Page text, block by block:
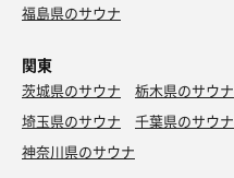
福島県のサウナ
関東
茨城県のサウナ 栃木県のサウナ
埼玉県のサウナ
千葉県のサウナ
神奈川県のサウナ